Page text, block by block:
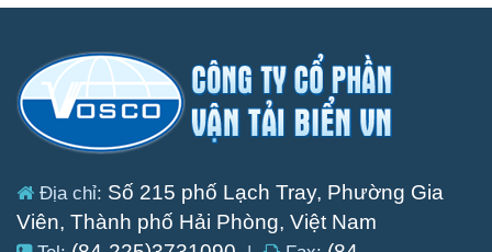
Địa chỉ: Số 215 phố Lạch Tray, Phường Gia
Viên, Thành phố Hải Phòng, Việt Nam